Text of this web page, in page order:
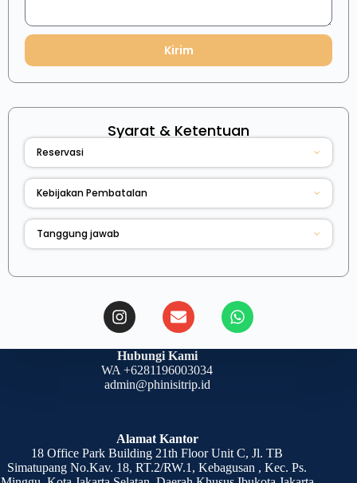
Kirim
Syarat & Ketentuan
Reservasi
Kebijakan Pembatalan
Tanggung jawab
Hubungi Kami
WA +6281196003034
admin@phinisitrip.id
Alamat Kantor
18 Office Park Building 21th Floor Unit C, Jl. TB
Simatupang No.Kav. 18, RT.2/RW.1, Kebagusan , Kec. Ps.